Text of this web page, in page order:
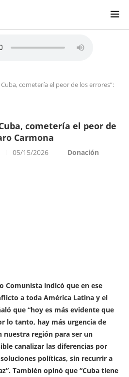
cometería el peor de los errores”:
cometería el peor de
Carmona
05/15/2026 Donación
Comunista indicó que en ese
a toda América Latina y el
que “hoy es más evidente que
lo tanto, hay más urgencia de
nuestra región para ser un
canalizar las diferencias por
políticas, sin recurrir a
También opinó que “Cuba tiene